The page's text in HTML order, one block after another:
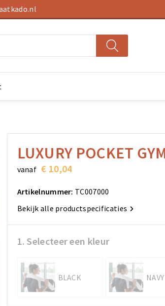
LUXURY POCKET
vanaf € 10,04
Artikelnummer: TC007000
Bekijk alle productspecificaties
1. Selecteer een kleur
BLACK NAVY